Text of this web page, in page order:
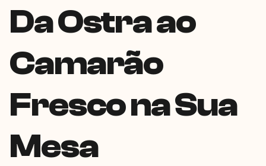
Da Ostra ao
Camarão
Fresco na Sua
Mesa